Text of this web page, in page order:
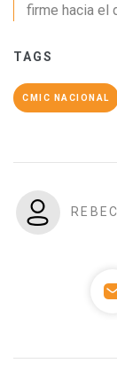
firme hacia el
TAGS
CMIC NACIONAL